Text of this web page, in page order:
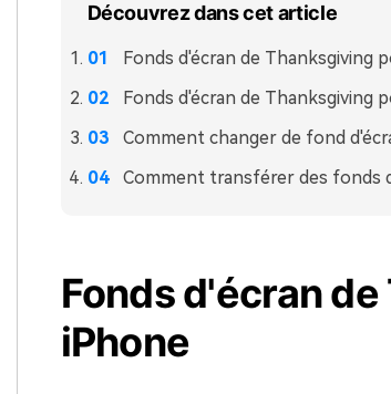
Découvrez dans cet article
Fonds d'écran de Thanksgiving
Fonds d'écran de Thanksgiving
Comment changer de fond
Comment transférer des fonds
Fonds d'écran
iPhone